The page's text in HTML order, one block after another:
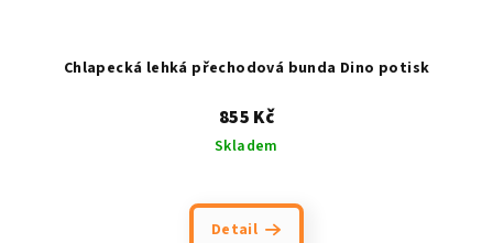
Chlapecká lehká přechodová bunda Dino potisk
855 Kč
Skladem
Detail